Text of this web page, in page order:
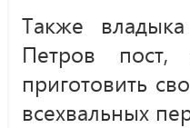
Также
Петров пост,
приготовить
всехвальных